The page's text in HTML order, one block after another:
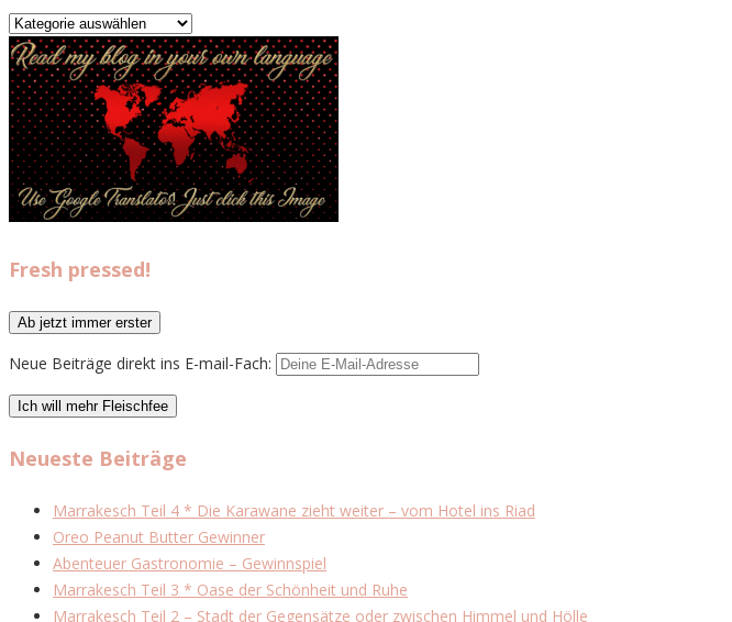
Kategorien
Fresh pressed!
Neue Beiträge direkt ins E-mail-Fach:
Neueste Beiträge
Marrakesch Teil 4 * Die Karawane zieht weiter – vom Hotel ins Riad
Oreo Peanut Butter Gewinner
Abenteuer Gastronomie – Gewinnspiel
Marrakesch Teil 3 * Oase der Schönheit und Ruhe
Marrakesch Teil 2 – Stadt der Gegensätze oder zwischen Himmel und Hölle